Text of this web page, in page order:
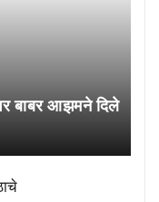
बाबर आझमने दिले